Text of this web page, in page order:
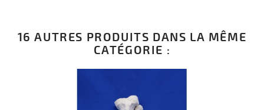
16 AUTRES PRODUITS DANS LA MÊME
CATÉGORIE :